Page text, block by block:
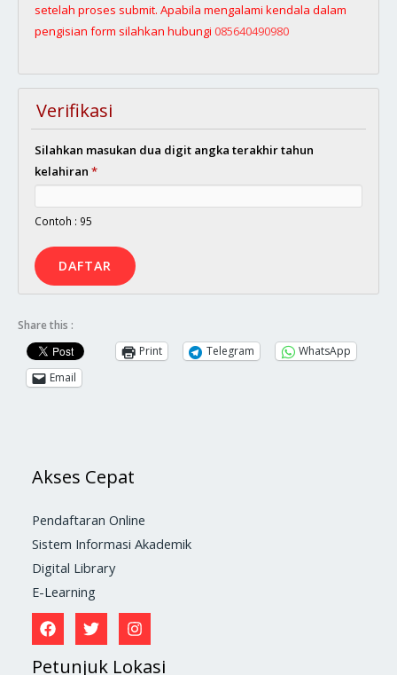
setelah proses submit. Apabila mengalami kendala dalam
pengisian form silahkan hubungi 085640490980
Verifikasi
Silahkan masukan dua digit angka terakhir tahun
kelahiran *
Contoh : 95
Share this :
Print
Telegram
WhatsApp
Email
Akses Cepat
Pendaftaran Online
Sistem Informasi Akademik
Digital Library
E-Learning
Petunjuk Lokasi